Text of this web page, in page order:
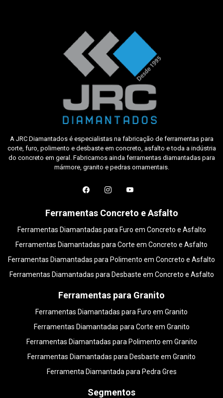
A JRC Diamantados é especialistas na fabricação de ferramentas para
corte, furo, polimento e desbaste em concreto, asfalto e toda a indústria
do concreto em geral. Fabricamos ainda ferramentas diamantadas para
mármore, granito e pedras ornamentais.
Ferramentas Concreto e Asfalto
Ferramentas Diamantadas para Furo em Concreto e Asfalto
Ferramentas Diamantadas para Corte em Concreto e Asfalto
Ferramentas Diamantadas para Polimento em Concreto e Asfalto
Ferramentas Diamantadas para Desbaste em Concreto e Asfalto
Ferramentas para Granito
Ferramentas Diamantadas para Furo em Granito
Ferramentas Diamantadas para Corte em Granito
Ferramentas Diamantadas para Polimento em Granito
Ferramentas Diamantadas para Desbaste em Granito
Ferramenta Diamantada para Pedra Gres
Segmentos